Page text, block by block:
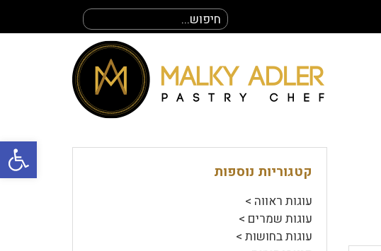
פתח
חיפוש
עבור:
קטגוריות נוספות
עוגות ראווה >
עוגות שמרים >
עוגות בחושות >